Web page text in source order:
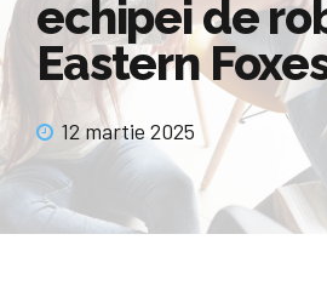
echipei de
Eastern
12 martie 2025